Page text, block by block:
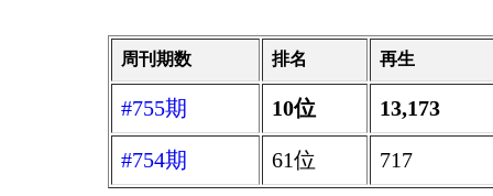
周刊期数 排名 再生
#755期 10位 13,173
#754期 61位 717